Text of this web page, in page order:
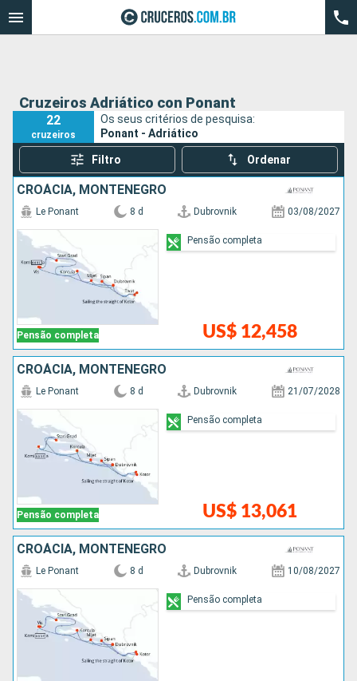
Cruzeiros Adriático con Ponant
22
cruzeiros
Os seus critérios de pesquisa:
Ponant - Adriático
Filtro Ordenar
CROÁCIA, MONTENEGRO
Pensão completa
Le Ponant 8 d Dubrovnik 03/08/2027
US$ 12,458
Pensão completa
CROÁCIA, MONTENEGRO
Pensão completa
Le Ponant 8 d Dubrovnik 21/07/2028
US$ 13,061
Pensão completa
CROÁCIA, MONTENEGRO
Le Ponant 8 d Dubrovnik 10/08/2027
Pensão completa